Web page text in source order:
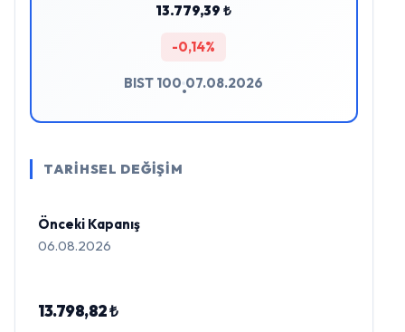
13.779,39 ₺
-0,14%
BIST 100
•
07.08.2026
TARİHSEL DEĞİŞİM
Önceki Kapanış
06.08.2026
13.798,82 ₺